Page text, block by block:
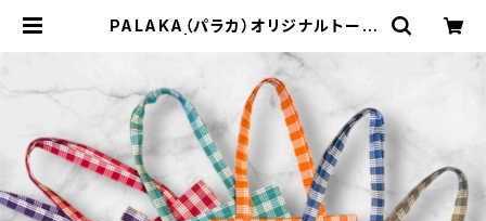
PALAKA（パラカ）オリジナルトート